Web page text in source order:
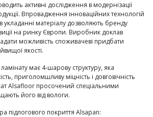
активні дослідження в модернізації
Впровадження інноваційних технологій
укладанні матеріалу дозволяють бренду
на ринку Європи. Виробник доклав
можливість споживачеві придбати
якості.
має 4-шарову структуру, яка
приголомшливу міцність і довговічність
Alsafloor просочений спеціальними
його від вологи.
підлогового покриття Alsapan: